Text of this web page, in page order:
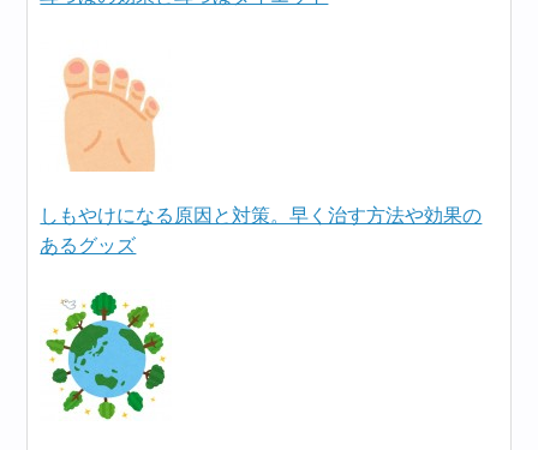
しもやけになる原因と対策。早く治す方法や効果の
あるグッズ